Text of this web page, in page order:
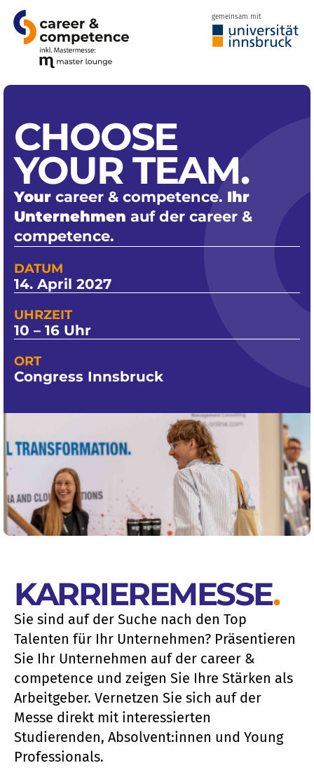
gemeinsam mit
CHOOSE
YOUR TEAM.
Your career & competence. Ihr
Unternehmen auf der career &
competence.
DATUM
14. April 2027
UHRZEIT
10 – 16 Uhr
ORT
Congress Innsbruck
KARRIEREMESSE.
Sie sind auf der Suche nach den Top
Talenten für Ihr Unternehmen? Präsentieren
Sie Ihr Unternehmen auf der career &
competence und zeigen Sie Ihre Stärken als
Arbeitgeber. Vernetzen Sie sich auf der
Messe direkt mit interessierten
Studierenden, Absolvent:innen und Young
Professionals.